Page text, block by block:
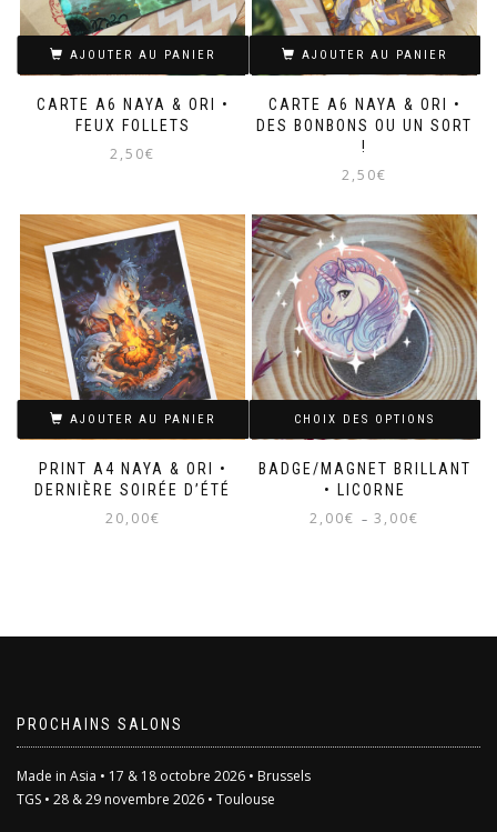
être
choisies
sur
la
du
produit
CARTE A6 NAYA & ORI •
FEUX FOLLETS
2,50€
AJOUTER AU PANIER
CARTE A6 NAYA & ORI •
DES BONBONS OU UN SORT
!
2,50€
AJOUTER AU PANIER
PRINT A4 NAYA & ORI •
DERNIÈRE SOIRÉE D’ÉTÉ
20,00€
AJOUTER AU PANIER
BADGE/MAGNET BRILLANT
• LICORNE
2,00€ – 3,00€
CHOIX DES OPTIONS
variations.
PROCHAINS SALONS
Made in Asia • 17 & 18 octobre 2026 • Brussels
TGS • 28 & 29 novembre 2026 • Toulouse